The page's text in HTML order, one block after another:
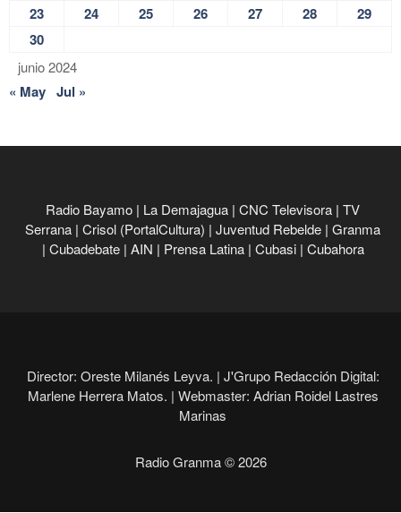
junio 2024
23
24 25 26 27 28
29
30
« May Jul »
Radio Bayamo | La Demajagua | CNC Televisora | TV
Serrana | Crisol (PortalCultura) | Juventud Rebelde | Granma
| Cubadebate | AIN | Prensa Latina | Cubasi | Cubahora
Director: Oreste Milanés Leyva. | J'Grupo Redacción Digital:
Marlene Herrera Matos. | Webmaster: Adrian Roidel Lastres
Marinas
Radio Granma © 2026